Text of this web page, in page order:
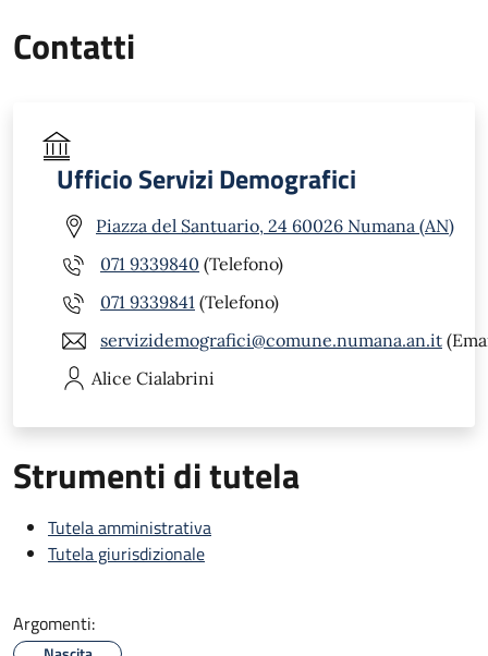
Contatti
Ufficio Servizi Demografici
Piazza del Santuario, 24 60026 Numana (AN)
071 9339840 (Telefono)
071 9339841 (Telefono)
servizidemografici@comune.numana.an.it
Alice Cialabrini
Strumenti di tutela
Tutela amministrativa
Tutela giurisdizionale
Argomenti: